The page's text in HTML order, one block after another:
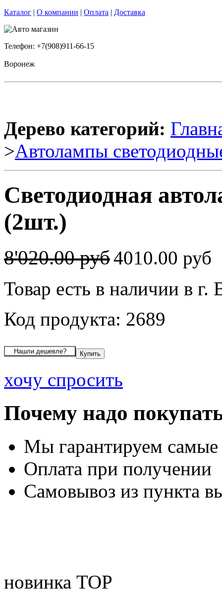
Каталог | О компании | Оплата | Доставка
Телефон: +7(908)911-66-15
Воронеж
Дерево категорий:
>Автолампы
Светодиодная
(2шт.)
8'020.00 руб4010.00 руб
Товар есть в наличии в г.
Код продукта: 2689
хочу спросить
Почему надо
Мы гарантируем
Оплата при получении
Самовывоз из пункта
новинка TOP